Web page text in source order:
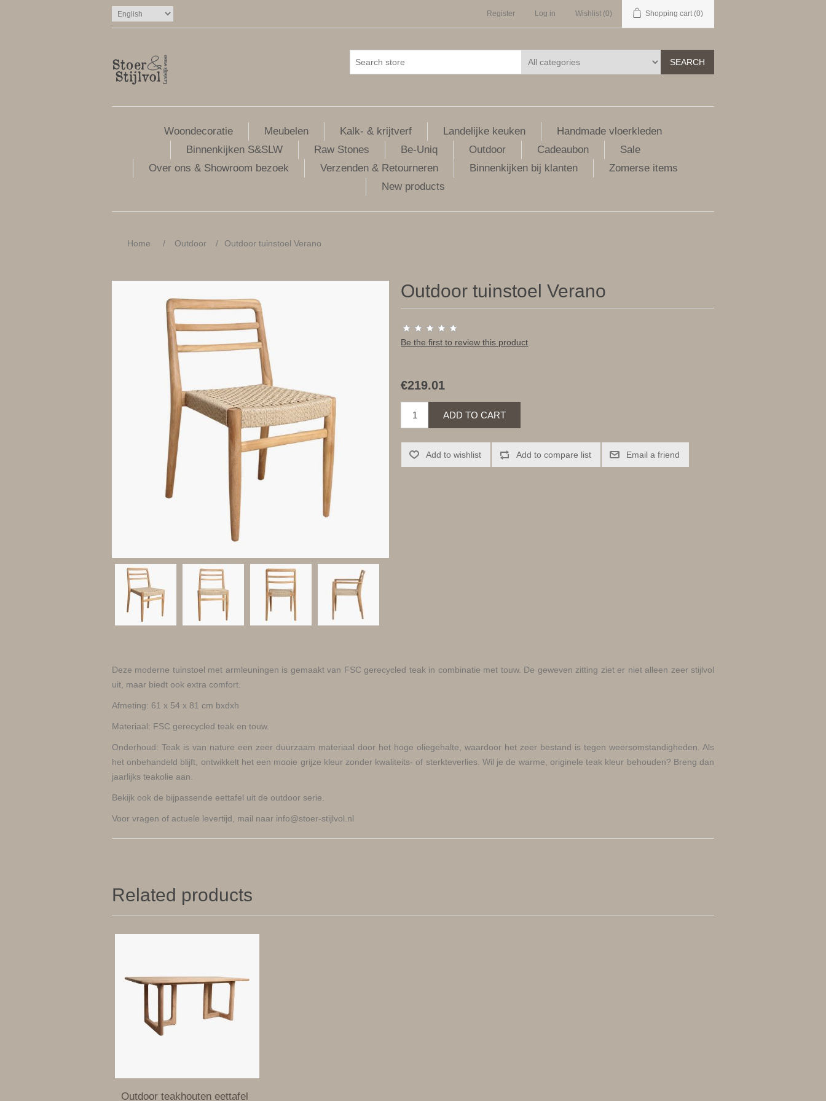
Register Log in Wishlist (0) Shopping cart (0)
SEARCH
Woondecoratie Meubelen Kalk- & krijtverf Landelijke keuken
Handmade vloerkleden
Binnenkijken S&SLW
Raw Stones Be-Uniq Outdoor Cadeaubon
Sale
Over ons & Showroom bezoek
Verzenden & Retourneren Binnenkijken bij klanten
Zomerse items
New products
Home / Outdoor / Outdoor tuinstoel Verano
Outdoor tuinstoel Verano
Be the first to review this product
€219.01
ADD TO CART
Add to wishlist Add to compare list Email a friend
Deze moderne tuinstoel met armleuningen is gemaakt van FSC gerecycled teak in combinatie met touw. De geweven zitting ziet er niet alleen zeer stijlvol
uit, maar biedt ook extra comfort.
Afmeting: 61 x 54 x 81 cm bxdxh
Materiaal: FSC gerecycled teak en touw.
Onderhoud: Teak is van nature een zeer duurzaam materiaal door het hoge oliegehalte, waardoor het zeer bestand is tegen weersomstandigheden. Als
het onbehandeld blijft, ontwikkelt het een mooie grijze kleur zonder kwaliteits- of sterkteverlies. Wil je de warme, originele teak kleur behouden? Breng dan
jaarlijks teakolie aan.
Bekijk ook de bijpassende eettafel uit de outdoor serie.
Voor vragen of actuele levertijd, mail naar info@stoer-stijlvol.nl
Related products
Outdoor teakhouten eettafel